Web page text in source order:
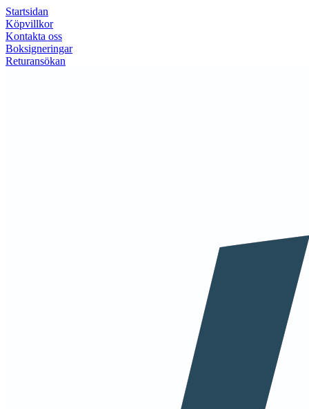
Startsidan
Köpvillkor
Kontakta oss
Boksigneringar
Returansökan